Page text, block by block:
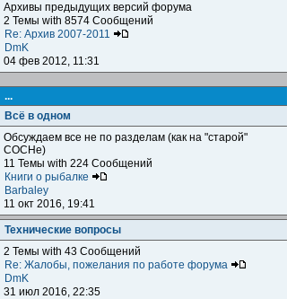
Архивы предыдущих версий форума
2 Темы with 8574 Сообщений
Re: Архив 2007-2011
DmK
04 фев 2012, 11:31
...
Всё в одном
Обсуждаем все не по разделам (как на "старой"
СОСНе)
11 Темы with 224 Сообщений
Книги о рыбалке
Barbaley
11 окт 2016, 19:41
Технические вопросы
2 Темы with 43 Сообщений
Re: Жалобы, пожелания по работе форума
DmK
31 июл 2016, 22:35